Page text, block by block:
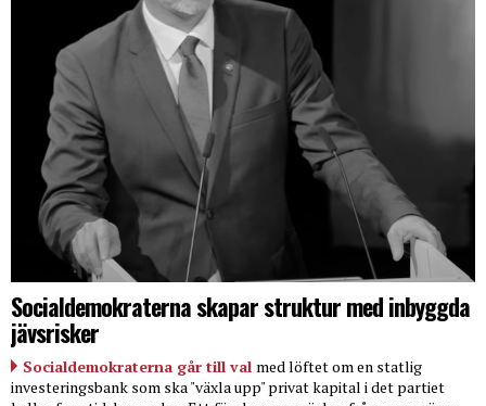
Socialdemokraterna skapar struktur med inbyggda
jävsrisker
Socialdemokraterna går till val med löftet om en statlig
investeringsbank som ska "växla upp" privat kapital i det partiet